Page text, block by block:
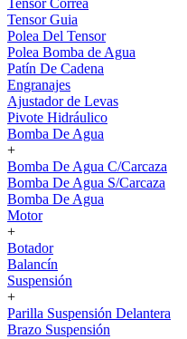
Tensor Correa
Tensor Guia
Polea Del Tensor
Polea Bomba de Agua
Patín De Cadena
Engranajes
Ajustador de Levas
Pivote Hidráulico
Bomba De Agua
+
Bomba De Agua C/Carcaza
Bomba De Agua S/Carcaza
Bomba De Agua
Motor
+
Botador
Balancín
Suspensión
+
Parilla Suspensión Delantera
Brazo Suspensión